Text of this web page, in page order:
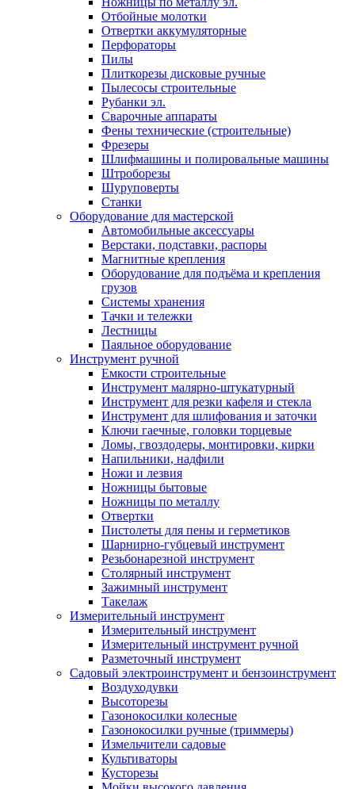
Отбойные молотки
Отвертки аккумуляторные
Перфораторы
Пилы
Плиткорезы дисковые ручные
Пылесосы строительные
Рубанки эл.
Сварочные аппараты
Фены технические (строительные)
Фрезеры
Шлифмашины и полировальные машины
Штроборезы
Шуруповерты
Станки
Оборудование для мастерской
Автомобильные аксессуары
Верстаки, подставки, распоры
Магнитные крепления
Оборудование для подъёма и крепления
грузов
Системы хранения
Тачки и тележки
Лестницы
Паяльное оборудование
Инструмент ручной
Емкости строительные
Инструмент малярно-штукатурный
Инструмент для резки кафеля и стекла
Инструмент для шлифования и заточки
Ключи гаечные, головки торцевые
Ломы, гвоздодеры, монтировки, кирки
Напильники, надфили
Ножи и лезвия
Ножницы бытовые
Ножницы по металлу
Отвертки
Пистолеты для пены и герметиков
Шарнирно-губцевый инструмент
Резьбонарезной инструмент
Столярный инструмент
Зажимный инструмент
Такелаж
Измерительный инструмент
Измерительный инструмент
Измерительный инструмент ручной
Разметочный инструмент
Садовый электроинструмент и бензоинструмент
Воздуходувки
Высоторезы
Газонокосилки колесные
Газонокосилки ручные (триммеры)
Измельчители садовые
Культиваторы
Кусторезы